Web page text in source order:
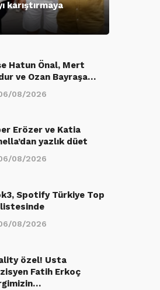
karıştırmaya
Hatun Önal, Mert
ve Ozan Bayraşa…
08/2026
Erözer ve Katia
yazlık düet
08/2026
Spotify Türkiye Top
08/2026
özel! Usta
Fatih Erkoç